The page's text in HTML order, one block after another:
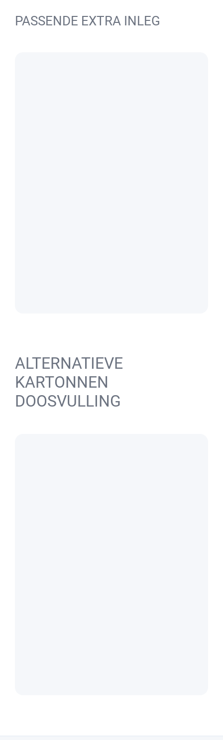
PASSENDE EXTRA INLEG
ALTERNATIEVE
KARTONNEN
DOOSVULLING